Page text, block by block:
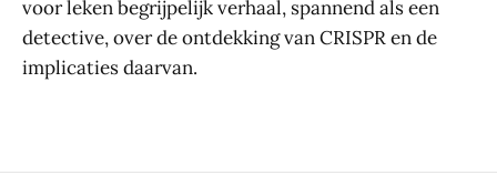
voor leken begrijpelijk verhaal, spannend als een
detective, over de ontdekking van CRISPR en de
implicaties daarvan.